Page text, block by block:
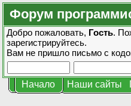
Форум
Добро пожаловать, Гость.
зарегистрируйтесь.
Вам не пришло письмо с
Начало Наши сайты